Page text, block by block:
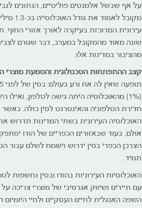
על אף שבשל אלמנטים פוליטיים, הנתונים
עירונית המרוכזת בעיקרה לאורך אזורי החוף.
שונה מאוד מהמקובל במערב, דבר שגורם
מהציבור במדינות אלו.
קצב ההתפתחות הטכנולוגית והטמעת מוצרי
(1%) מהאוכלוסיה היתה גישה לטלפון, ואילו
חדירת הטלפוניה והאינטרנט לסין כולה.
האוכלוסיה העירונית בשתי המדינות תדרוש
אולם, בעוד שבאזורים הכפריים של הודו
הצרכן הכפרי בסין ידרוש וישמח לשלם עבור
תמיד.
האוכלוסיות העירוניות בהודו ובסין נחשפות
עם תיירים ושיווק אגרסיבי של מוצרי צריכה
השפה האנגלית לחיים העסקיים ולחיי